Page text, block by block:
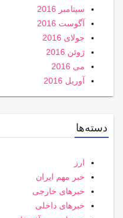
سپتامبر 2016
آگوست 2016
جولای 2016
ژوئن 2016
می 2016
آوریل 2016
دسته‌ها
ارز
خبر مهم ایران
خبرهای خارجی
خبرهای داخلی